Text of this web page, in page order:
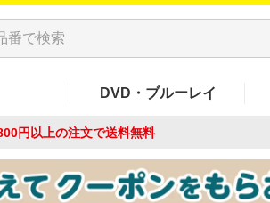
DVD・ブルーレイ
円以上の注文で送料無料